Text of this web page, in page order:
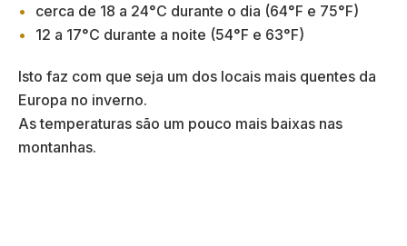
cerca de 18 a 24°C durante o dia (64°F e 75°F)
12 a 17°C durante a noite (54°F e 63°F)
Isto faz com que seja um dos locais mais quentes da
Europa no inverno.
As temperaturas são um pouco mais baixas nas
montanhas.